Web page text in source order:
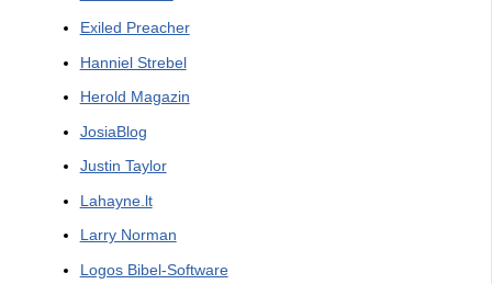
Exiled Preacher
Hanniel Strebel
Herold Magazin
JosiaBlog
Justin Taylor
Lahayne.lt
Larry Norman
Logos Bibel-Software